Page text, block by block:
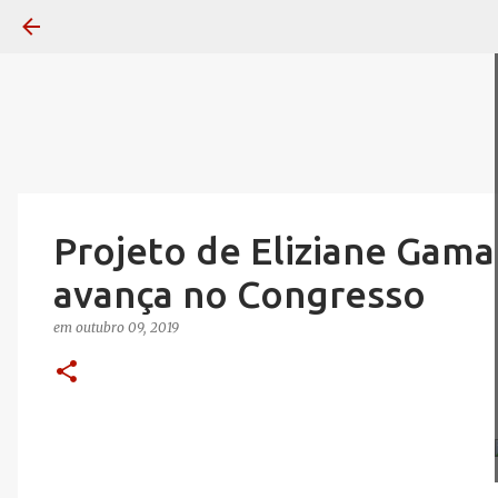
Projeto de Eliziane
avança no Congresso
em outubro 09, 2019